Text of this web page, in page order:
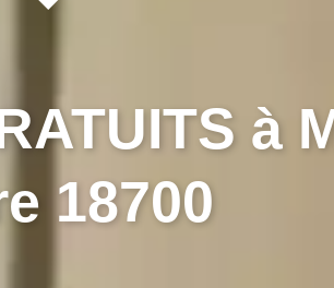
à
18700